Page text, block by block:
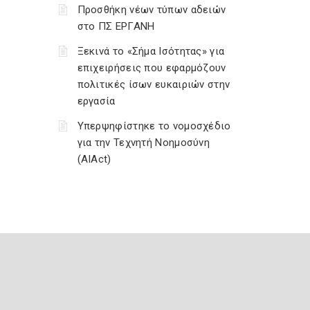
Προσθήκη νέων τύπων αδειών
στο ΠΣ ΕΡΓΑΝΗ
Ξεκινά το «Σήμα Ισότητας» για
επιχειρήσεις που εφαρμόζουν
πολιτικές ίσων ευκαιριών στην
εργασία
Υπερψηφίστηκε το νομοσχέδιο
για την Τεχνητή Νοημοσύνη
(AIAct)